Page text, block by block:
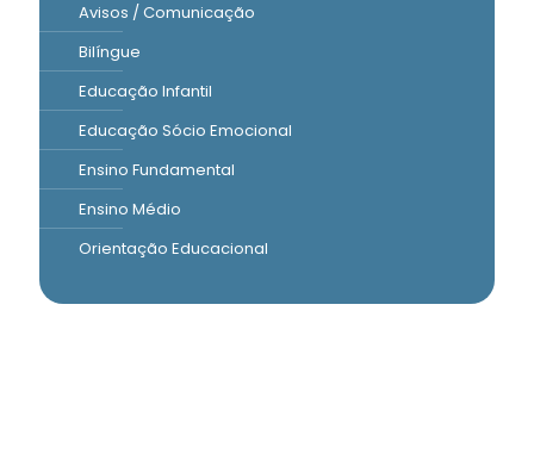
Avisos / Comunicação
Bilíngue
Educação Infantil
Educação Sócio Emocional
Ensino Fundamental
Ensino Médio
Orientação Educacional